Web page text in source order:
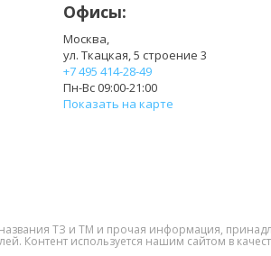
Офисы:
Москва,
ул. Ткацкая, 5 строение 3
+7 495 414-28-49
Пн-Вс 09:00-21:00
Показать на карте
ТЗ и ТМ и прочая информация,
Контент используется нашим сайтом в